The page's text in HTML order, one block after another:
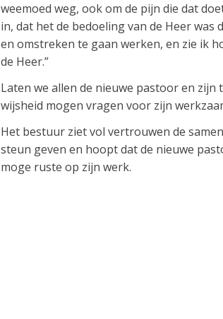
weemoed weg, ook om de pijn die dat
in, dat het de bedoeling van de Heer
en omstreken te gaan werken, en zie ik
de Heer.”
Laten we allen de nieuwe pastoor en
wijsheid mogen vragen voor zijn
Het bestuur ziet vol vertrouwen de
steun geven en hoopt dat de nieuwe
moge ruste op zijn werk.